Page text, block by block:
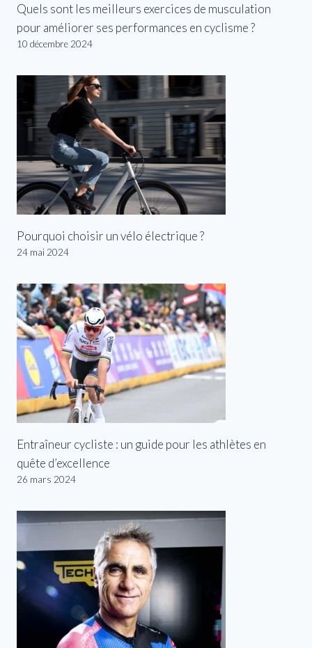
Quels sont les meilleurs exercices de musculation
pour améliorer ses performances en cyclisme ?
10 décembre 2024
Pourquoi choisir un vélo électrique ?
24 mai 2024
Entraîneur cycliste : un guide pour les athlètes en
quête d’excellence
26 mars 2024